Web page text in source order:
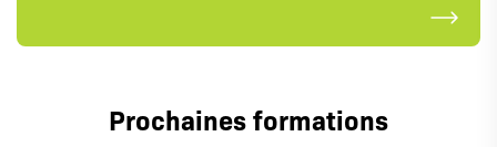
Prochaines formations